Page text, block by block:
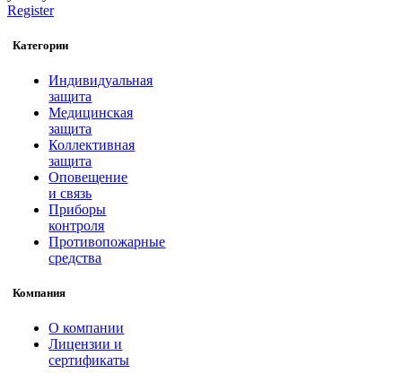
Register
Категории
Индивидуальная
защита
Медицинская
защита
Коллективная
защита
Оповещение
и связь
Приборы
контроля
Противопожарные
средства
Компания
О компании
Лицензии и
сертификаты